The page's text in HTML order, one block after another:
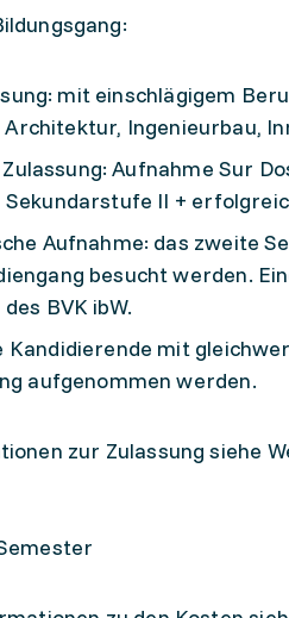
mit einschlägigem
Architektur, Ingenieurbau,
Aufnahme Sur
Sekundarstufe II +
Aufnahme: das zweite
besucht werden.
BVK ibW.
Kandidierende mit
aufgenommen werden.
zur Zulassung siehe